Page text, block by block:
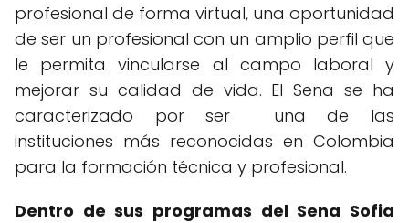
profesional de forma virtual, una oportunidad
de ser un profesional con un amplio perfil que
le permita vincularse al campo laboral y
mejorar su calidad de vida. El Sena se ha
caracterizado por ser una de las
instituciones más reconocidas en Colombia
para la formación técnica y profesional.
Dentro de sus programas del Sena Sofia